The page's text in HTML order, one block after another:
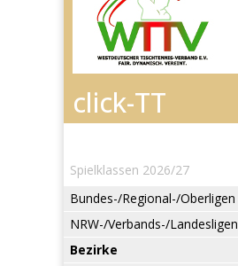
Spielklassen 2026/27
Bundes-/Regional-/Oberligen
NRW-/Verbands-/Landesligen
Bezirke